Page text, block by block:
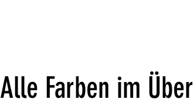
Alle Farben im